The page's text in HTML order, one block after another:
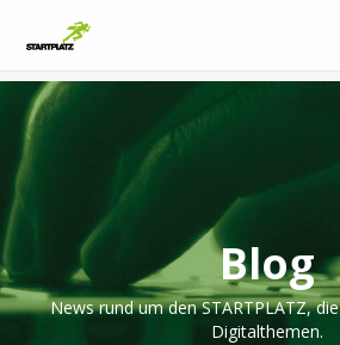
Blog
News rund um den STARTPLATZ,
Digitalthemen.